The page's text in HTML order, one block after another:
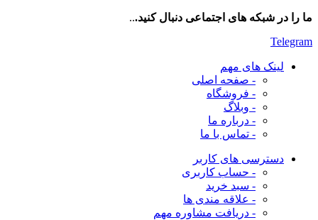
ما را در شبکه های اجتماعی دنبال کنید...
Telegram
لینک های مهم
- صفحه اصلی
- فروشگاه
- وبلاگ
- درباره ما
- تماس با ما
دسترسی های کاربر
- حساب کاربری
- سبد خرید
- علاقه مندی ها
- دریافت مشاوره مهم